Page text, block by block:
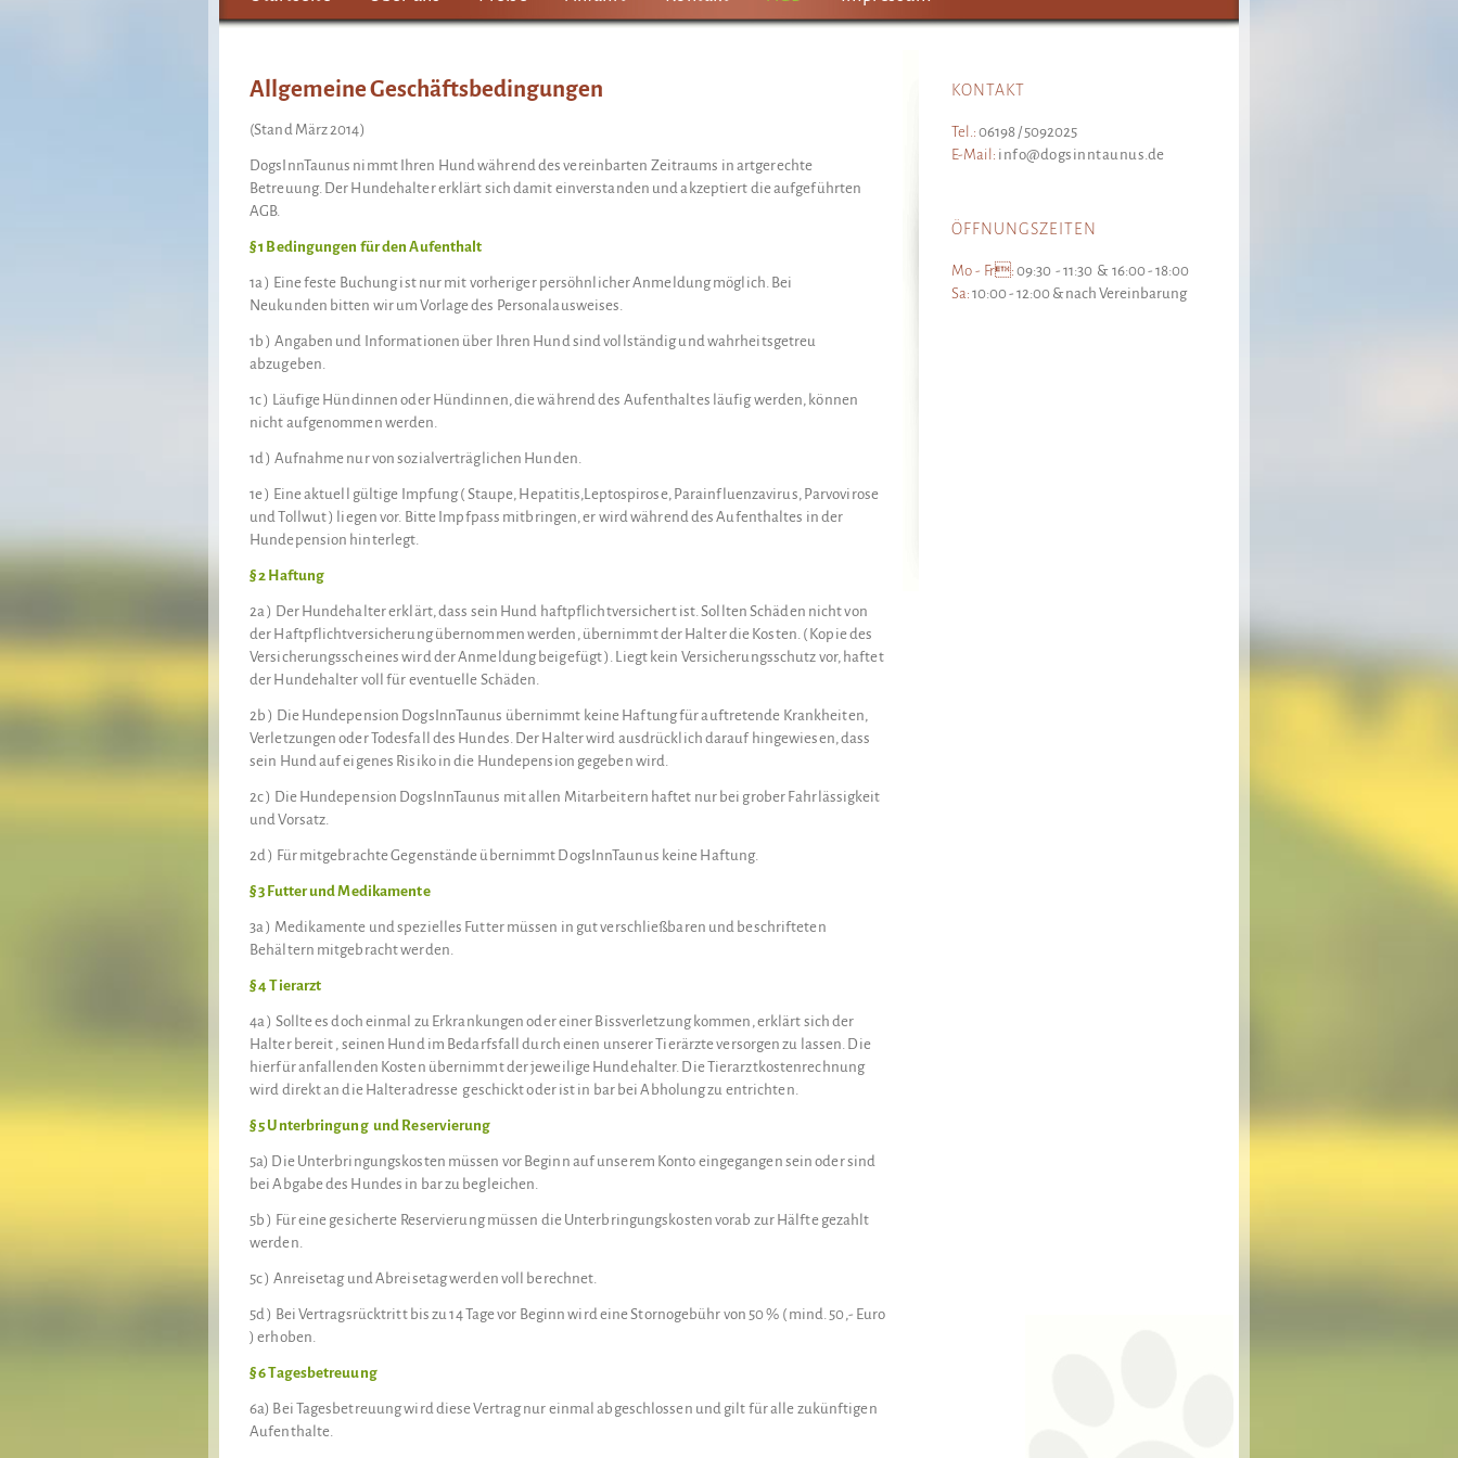
Allgemeine Geschäftsbedingungen
(Stand März 2014)
DogsInnTaunus nimmt Ihren Hund während des vereinbarten Zeitraums in artgerechte
Betreuung. Der Hundehalter erklärt sich damit einverstanden und akzeptiert die aufgeführten
AGB.
§ 1 Bedingungen für den Aufenthalt
1a ) Eine feste Buchung ist nur mit vorheriger persöhnlicher Anmeldung möglich. Bei
Neukunden bitten wir um Vorlage des Personalausweises.
1b ) Angaben und Informationen über Ihren Hund sind vollständig und wahrheitsgetreu
abzugeben.
1c ) Läufige Hündinnen oder Hündinnen, die während des Aufenthaltes läufig werden, können
nicht aufgenommen werden.
1d ) Aufnahme nur von sozialverträglichen Hunden.
1e ) Eine aktuell gültige Impfung ( Staupe, Hepatitis,Leptospirose, Parainfluenzavirus, Parvovirose
und Tollwut ) liegen vor. Bitte Impfpass mitbringen, er wird während des Aufenthaltes in der
Hundepension hinterlegt.
§ 2 Haftung
2a ) Der Hundehalter erklärt, dass sein Hund haftpflichtversichert ist. Sollten Schäden nicht von
der Haftpflichtversicherung übernommen werden, übernimmt der Halter die Kosten. ( Kopie des
Versicherungsscheines wird der Anmeldung beigefügt ). Liegt kein Versicherungsschutz vor, haftet
der Hundehalter voll für eventuelle Schäden.
2b ) Die Hundepension DogsInnTaunus übernimmt keine Haftung für auftretende Krankheiten,
Verletzungen oder Todesfall des Hundes. Der Halter wird ausdrücklich darauf hingewiesen, dass
sein Hund auf eigenes Risiko in die Hundepension gegeben wird.
2c ) Die Hundepension DogsInnTaunus mit allen Mitarbeitern haftet nur bei grober Fahrlässigkeit
und Vorsatz.
2d ) Für mitgebrachte Gegenstände übernimmt DogsInnTaunus keine Haftung.
§ 3 Futter und Medikamente
3a ) Medikamente und spezielles Futter müssen in gut verschließbaren und beschrifteten
Behältern mitgebracht werden.
§ 4 Tierarzt
4a ) Sollte es doch einmal zu Erkrankungen oder einer Bissverletzung kommen, erklärt sich der
Halter bereit , seinen Hund im Bedarfsfall durch einen unserer Tierärzte versorgen zu lassen. Die
hierfür anfallenden Kosten übernimmt der jeweilige Hundehalter. Die Tierarztkostenrechnung
wird direkt an die Halteradresse geschickt oder ist in bar bei Abholung zu entrichten.
§ 5 Unterbringung und Reservierung
5a) Die Unterbringungskosten müssen vor Beginn auf unserem Konto eingegangen sein oder sind
bei Abgabe des Hundes in bar zu begleichen.
5b ) Für eine gesicherte Reservierung müssen die Unterbringungskosten vorab zur Hälfte gezahlt
werden.
5c ) Anreisetag und Abreisetag werden voll berechnet.
5d ) Bei Vertragsrücktritt bis zu 14 Tage vor Beginn wird eine Stornogebühr von 50 % ( mind. 50,- Euro
) erhoben.
§ 6 Tagesbetreuung
6a) Bei Tagesbetreuung wird diese Vertrag nur einmal abgeschlossen und gilt für alle zukünftigen
Aufenthalte.
KONTAKT
Tel.: 06198 / 5092025
E-Mail: info@dogsinntaunus.de
ÖFFNUNGSZEITEN
Mo - Fr: 09:30 - 11:30 & 16:00 - 18:00
Sa: 10:00 - 12:00 & nach Vereinbarung